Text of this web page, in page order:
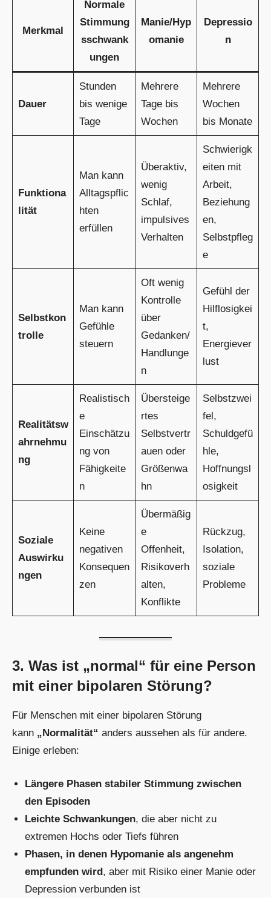
Merkmal
Normale
Stimmung
sschwank
ungen
Manie/Hyp
omanie
Depressio
n
Dauer
Stunden
bis wenige
Tage
Mehrere
Tage bis
Wochen
Mehrere
Wochen
bis Monate
Funktiona
lität
Man kann
Alltagspflic
hten
erfüllen
Überaktiv,
wenig
Schlaf,
impulsives
Verhalten
Schwierigk
eiten mit
Arbeit,
Beziehung
en,
Selbstpfleg
e
Selbstkon
trolle
Man kann
Gefühle
steuern
Oft wenig
Kontrolle
über
Gedanken/
Handlunge
n
Gefühl der
Hilflosigkei
t,
Energiever
lust
Realitätsw
ahrnehmu
ng
Realistisch
e
Einschätzu
ng von
Fähigkeite
n
Übersteige
rtes
Selbstvertr
auen oder
Größenwa
hn
Selbstzwei
fel,
Schuldgefü
hle,
Hoffnungsl
osigkeit
Soziale
Auswirku
ngen
Keine
negativen
Konsequen
zen
Übermäßig
e
Offenheit,
Risikoverh
alten,
Konflikte
Rückzug,
Isolation,
soziale
Probleme
3. Was ist „normal“ für eine Person
mit einer bipolaren Störung?
Für Menschen mit einer bipolaren Störung
kann „Normalität“ anders aussehen als für andere.
Einige erleben:
Längere Phasen stabiler Stimmung zwischen
den Episoden
Leichte Schwankungen, die aber nicht zu
extremen Hochs oder Tiefs führen
Phasen, in denen Hypomanie als angenehm
empfunden wird, aber mit Risiko einer Manie oder
Depression verbunden ist